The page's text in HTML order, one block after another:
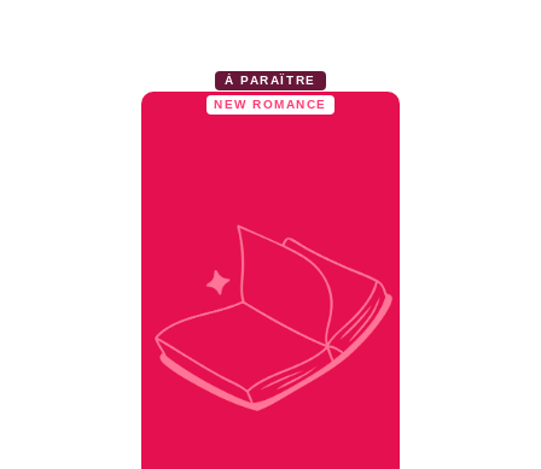
À PARAÎTRE
NEW ROMANCE